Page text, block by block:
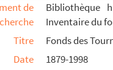
de
Bibliothèque
Inventaire du
Titre
Fonds des
Date
1879-1998